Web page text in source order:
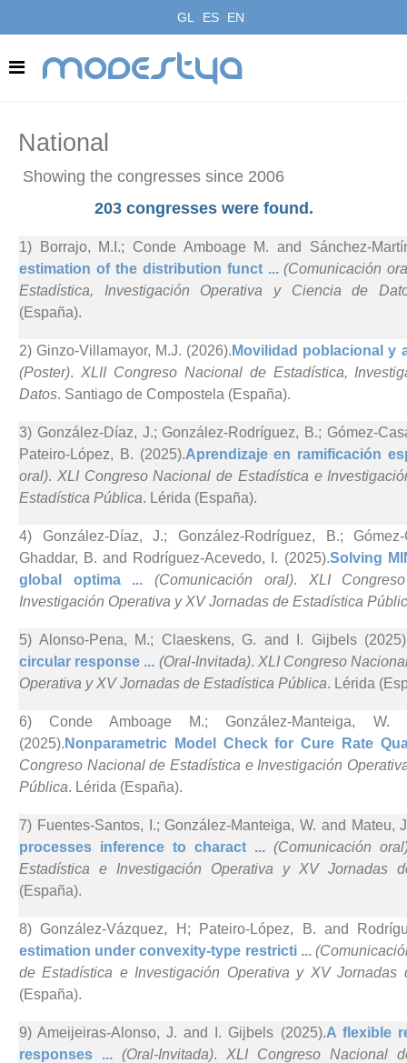
GL ES EN
modestya
National
Showing the congresses since 2006
203 congresses were found.
1) Borrajo, M.I.; Conde Amboage M. and Sánchez-
estimation of the distribution funct ...(Comunicación
Estadística, Investigación Operativa y Ciencia de
(España).
2) Ginzo-Villamayor, M.J. (2026). Movilidad poblacional y
(Poster). XLII Congreso Nacional de Estadística,
Datos. Santiago de Compostela (España).
3) González-Díaz, J.; González-Rodríguez, B.; Gómez-
Pateiro-López, B. (2025).Aprendizaje en ramificación
oral). XLI Congreso Nacional de Estadística e
Estadística Pública. Lérida (España).
4) González-Díaz, J.; González-Rodríguez, B.;
Ghaddar, B. and Rodríguez-Acevedo, I. (2025).Solving
global optima ...(Comunicación oral). XLI
Investigación Operativa y XV Jornadas de Estadística
5) Alonso-Pena, M.; Claeskens, G. and I. Gijbels
circular response ... (Oral-Invitada). XLI Congreso
Operativa y XV Jornadas de Estadística Pública. Lérida
6) Conde Amboage M.; González-Manteiga,
(2025). Nonparametric Model Check for Cure Rate
Congreso Nacional de Estadística e Investigación
Pública. Lérida (España).
7) Fuentes-Santos, I.; González-Manteiga, W. and Mateu,
processes inference to charact ... (Comunicación
Estadística e Investigación Operativa y XV Jornadas
(España).
8) González-Vázquez, H; Pateiro-López, B. and
estimation under convexity-type restricti ...
de Estadística e Investigación Operativa y XV Jornadas
(España).
9) Ameijeiras-Alonso, J. and I. Gijbels (2025).A flexible
responses ... (Oral-Invitada). XLI Congreso Nacional